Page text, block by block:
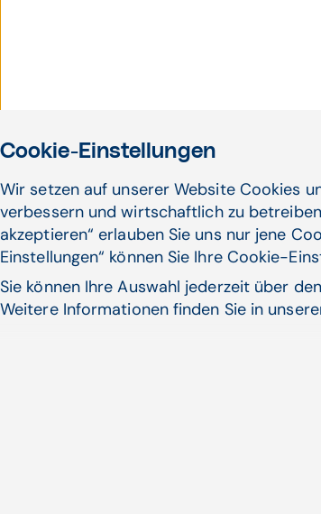
Cookie-Einstellungen
Wir setzen auf unserer Website Cookies
verbessern und wirtschaftlich zu
akzeptieren“ erlauben Sie uns nur jene
Einstellungen“ können Sie Ihre Cookie-
Sie können Ihre Auswahl jederzeit über
Weitere Informationen finden Sie in